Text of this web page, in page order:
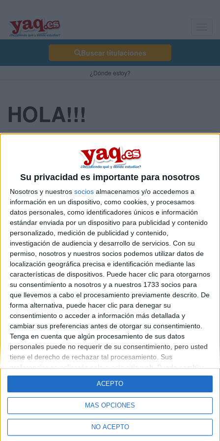
Su privacidad es importante para nosotros
Nosotros y nuestros socios almacenamos y/o accedemos a
información en un dispositivo, como cookies, y procesamos
datos personales, como identificadores únicos e información
estándar enviada por un dispositivo para publicidad y contenido
personalizado, medición de publicidad y contenido,
investigación de audiencia y desarrollo de servicios. Con su
permiso, nosotros y nuestros socios podemos utilizar datos de
localización geográfica precisa e identificación mediante las
características de dispositivos. Puede hacer clic para otorgarnos
su consentimiento a nosotros y a nuestros 1733 socios para
que llevemos a cabo el procesamiento previamente descrito. De
forma alternativa, puede hacer clic para denegar su
consentimiento o acceder a información más detallada y
cambiar sus preferencias antes de otorgar su consentimiento.
Tenga en cuenta que algún procesamiento de sus datos
personales puede no requerir de su consentimiento, pero usted
tiene el derecho de rechazar tal procesamiento. Sus
preferencias se aplicarán solo a este sitio web. Puede cambiar
sus preferencias o retirar su consentimiento en cualquier
momento volviendo a este sitio y haciendo clic en el botón
"Privacidad" en la parte inferior de la página web.
MÁS OPCIONES
NO ACEPTO
ACEPTO
Buscar titulaciones
¿Dónde estoy?
HOLA!!!
hola a todos: llegué a este sitio en búsqueda de algun magister
en educación especial principalemtne, espero que alguno de
ustedes me pueda ayudar ya que no he encontrado nada aún
Soy educadora Especial y me gustaría estudiar
principalemnte de autismo.
Saludos
Carola
Blog de carola
Quiénes somos|Contactar|Anúnciate
Aviso legal|Politica de privacidad|Condiciones generales
de cookies
© 2003-2026Compás Mediterráneo S.L.- Diego de León 47 - 28006
Madrid [ESPAÑA] - Tel. +34 91 593 2767